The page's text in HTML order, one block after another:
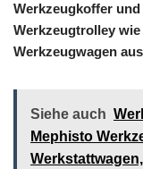
Werkzeugkoffer
Werkzeugtrolley
Werkzeugwagen
Siehe auch
Mephisto